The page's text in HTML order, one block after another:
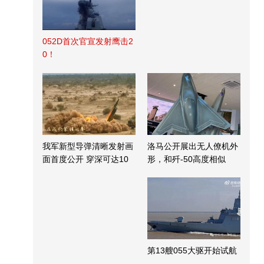
052D首次官宣发射鹰击2
0！
我军新型导弹清晰发射画
面首度公开 穿深可达10
洛马公开展出无人僚机外
形，和歼-50高度相似
第13艘055大驱开始试航